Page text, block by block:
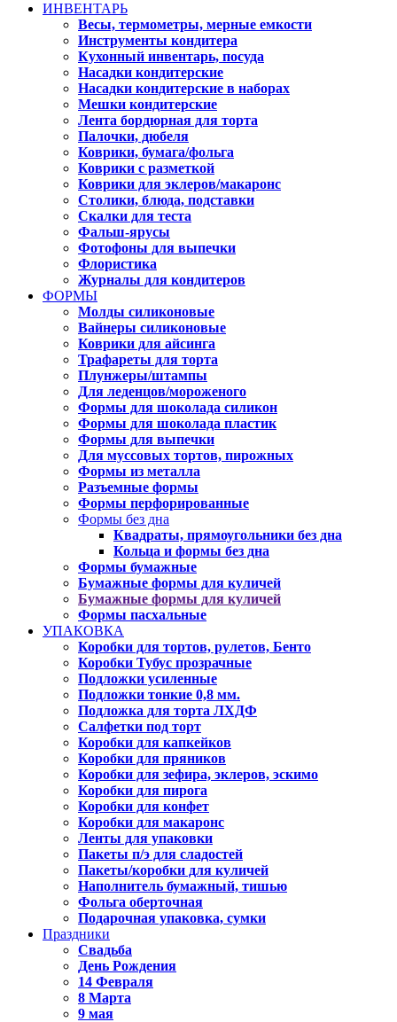
ИНВЕНТАРЬ
Весы, термометры, мерные емкости
Инструменты кондитера
Кухонный инвентарь, посуда
Насадки кондитерские
Насадки кондитерские в наборах
Мешки кондитерские
Лента бордюрная для торта
Палочки, дюбеля
Коврики, бумага/фольга
Коврики с разметкой
Коврики для эклеров/макаронс
Столики, блюда, подставки
Скалки для теста
Фальш-ярусы
Фотофоны для выпечки
Флористика
Журналы для кондитеров
ФОРМЫ
Молды силиконовые
Вайнеры силиконовые
Коврики для айсинга
Трафареты для торта
Плунжеры/штампы
Для леденцов/мороженого
Формы для шоколада силикон
Формы для шоколада пластик
Формы для выпечки
Для муссовых тортов, пирожных
Формы из металла
Разъемные формы
Формы перфорированные
Формы без дна
Квадраты, прямоугольники без дна
Кольца и формы без дна
Формы бумажные
Бумажные формы для куличей
Бумажные формы для куличей
Формы пасхальные
УПАКОВКА
Коробки для тортов, рулетов, Бенто
Коробки Тубус прозрачные
Подложки усиленные
Подложки тонкие 0,8 мм.
Подложка для торта ЛХДФ
Салфетки под торт
Коробки для капкейков
Коробки для пряников
Коробки для зефира, эклеров, эскимо
Коробки для пирога
Коробки для конфет
Коробки для макаронс
Ленты для упаковки
Пакеты п/э для сладостей
Пакеты/коробки для куличей
Наполнитель бумажный, тишью
Фольга оберточная
Подарочная упаковка, сумки
Праздники
Свадьба
День Рождения
14 Февраля
8 Марта
9 мая